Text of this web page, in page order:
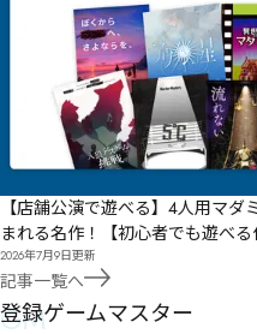
【店舗公演で遊べる】4人用マ
まれる名作！【初心者でも遊べる
2026年7月9日更新
記事一覧へ
GM
登録ゲームマスター